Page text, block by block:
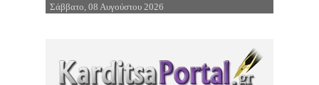
Επιστροφή στην Πλοήγηση
Σάββατο, 08 Αυγούστου 2026